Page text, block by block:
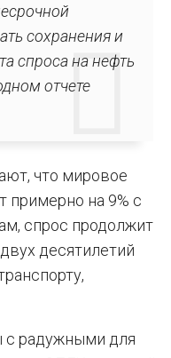
сохранения и
спроса на нефть
отчете
что мировое
примерно на 9% с
спрос продолжит
десятилетий
с радужными для